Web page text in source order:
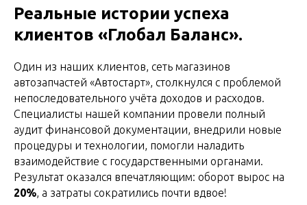
Реальные истории успеха
клиентов «Глобал Баланс».
Один из наших клиентов, сеть магазинов
автозапчастей «Автостарт», столкнулся с проблемой
непоследовательного учёта доходов и расходов.
Специалисты нашей компании провели полный
аудит финансовой документации, внедрили новые
процедуры и технологии, помогли наладить
взаимодействие с государственными органами.
Результат оказался впечатляющим: оборот вырос на
20%, а затраты сократились почти вдвое!